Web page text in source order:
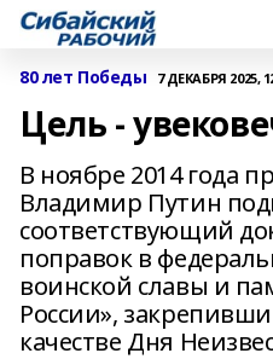
80 лет Победы 7 ДЕКАБРЯ 2025,
Цель -
В ноябре 2014 года
Владимир Путин
соответствующий
поправок в
воинской славы и
России»,
качестве Дня